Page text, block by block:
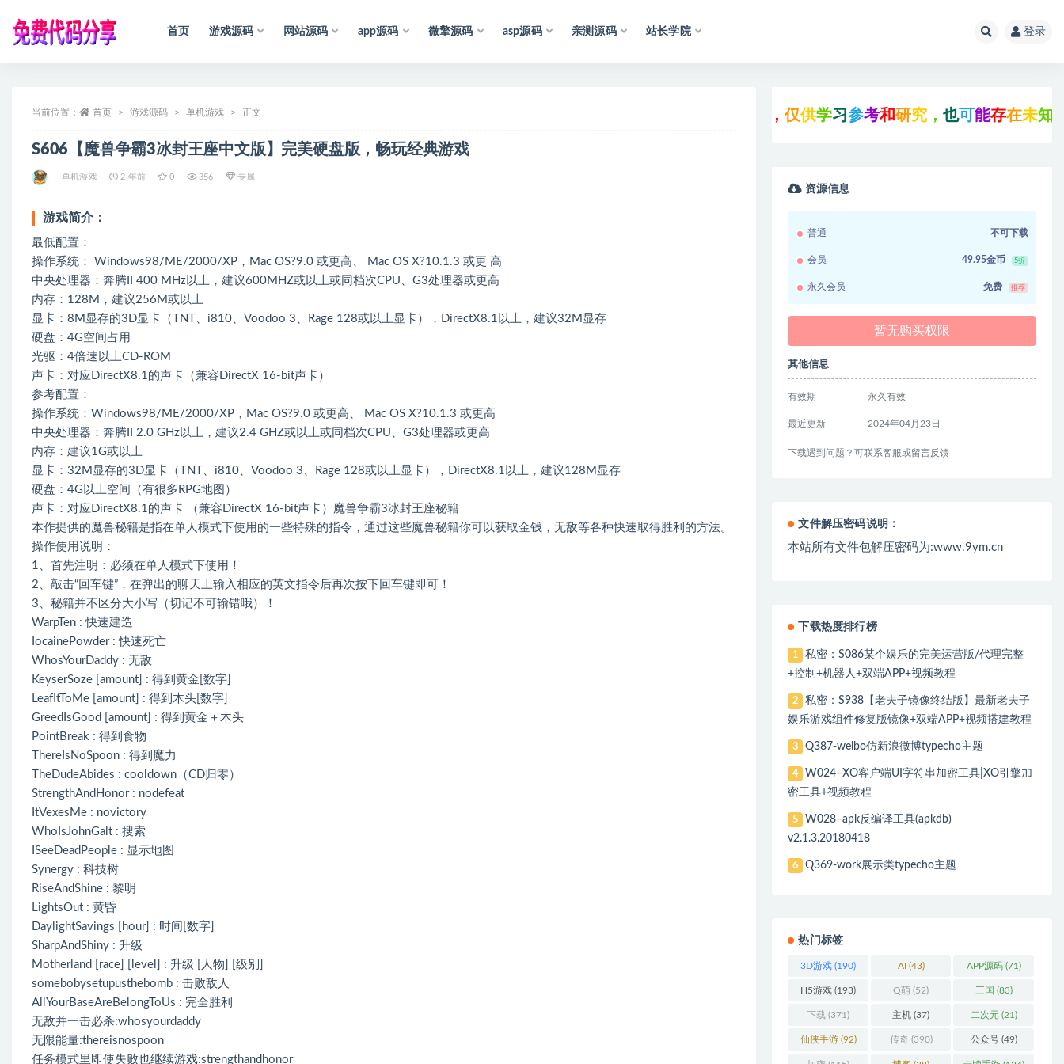
首页 游戏源码 网站源码 app源码 微擎源码 asp源码 亲测源码 站长学院 登录
当前位置： 首页 游戏源码 单机游戏 正文
S606【魔兽争霸3冰封王座中文版】完美硬盘版，畅玩经典游戏
单机游戏 2 年前 0 356 专属
游戏简介：
最低配置：
操作系统： Windows98/ME/2000/XP，Mac OS?9.0 或更高、 Mac OS X?10.1.3 或更 高
中央处理器：奔腾II 400 MHz以上，建议600MHZ或以上或同档次CPU、G3处理器或更高
内存：128M，建议256M或以上
显卡：8M显存的3D显卡（TNT、i810、Voodoo 3、Rage 128或以上显卡），DirectX8.1以上，建议32M显存
硬盘：4G空间占用
光驱：4倍速以上CD-ROM
声卡：对应DirectX8.1的声卡（兼容DirectX 16-bit声卡）
参考配置：
操作系统：Windows98/ME/2000/XP，Mac OS?9.0 或更高、 Mac OS X?10.1.3 或更高
中央处理器：奔腾II 2.0 GHz以上，建议2.4 GHZ或以上或同档次CPU、G3处理器或更高
内存：建议1G或以上
显卡：32M显存的3D显卡（TNT、i810、Voodoo 3、Rage 128或以上显卡），DirectX8.1以上，建议128M显存
硬盘：4G以上空间（有很多RPG地图）
声卡：对应DirectX8.1的声卡 （兼容DirectX 16-bit声卡）魔兽争霸3冰封王座秘籍
本作提供的魔兽秘籍是指在单人模式下使用的一些特殊的指令，通过这些魔兽秘籍你可以获取金钱，无敌等各种快速取得胜利的方法。
操作使用说明：
1、首先注明：必须在单人模式下使用！
2、敲击“回车键”，在弹出的聊天上输入相应的英文指令后再次按下回车键即可！
3、秘籍并不区分大小写（切记不可输错哦）！
WarpTen : 快速建造
IocainePowder : 快速死亡
WhosYourDaddy : 无敌
KeyserSoze [amount] : 得到黄金[数字]
LeafItToMe [amount] : 得到木头[数字]
GreedIsGood [amount] : 得到黄金＋木头
PointBreak : 得到食物
ThereIsNoSpoon : 得到魔力
TheDudeAbides : cooldown（CD归零）
StrengthAndHonor : nodefeat
ItVexesMe : novictory
WhoIsJohnGalt : 搜索
ISeeDeadPeople : 显示地图
Synergy : 科技树
RiseAndShine : 黎明
LightsOut : 黄昏
DaylightSavings [hour] : 时间[数字]
SharpAndShiny : 升级
Motherland [race] [level] : 升级 [人物] [级别]
somebobysetupusthebomb : 击败敌人
AllYourBaseAreBelongToUs : 完全胜利
无敌并一击必杀:whosyourdaddy
无限能量:thereisnospoon
任务模式里即使失败也继续游戏:strengthandhonor
学习参考和 研究，也可能 存在 未知的BUG
资源信息
普通 不可下载
会员 49.95金币 5折
永久会员 免费 推荐
暂无购买权限
其他信息
有效期 永久有效
最近更新 2024年04月23日
下载遇到问题？可联系客服或留言反馈
文件解压密码说明：
本站所有文件包解压密码为:www.9ym.cn
下载热度排行榜
1
私密：S086某个娱乐的完美运营版/代理完整
+控制+机器人+双端APP+视频教程
2
私密：S938【老夫子镜像终结版】最新老夫子
娱乐游戏组件修复版镜像+双端APP+视频搭建教程
3 Q387-weibo仿新浪微博typecho主题
4
W024–XO客户端UI字符串加密工具|XO引擎加
密工具+视频教程
5
W028–apk反编译工具(apkdb)
v2.1.3.20180418
6 Q369-work展示类typecho主题
热门标签
3D游戏 (190) AI(43) APP源码(71)
H5游戏 (193) Q萌 (52) 三国 (83)
下载 (371) 主机 (37) 二次元(21)
仙侠手游(92) 传奇(390) 公众号(49)